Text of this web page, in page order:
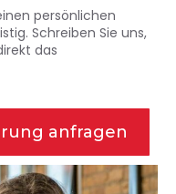
persönlichen
Schreiben Sie uns,
das
anfragen